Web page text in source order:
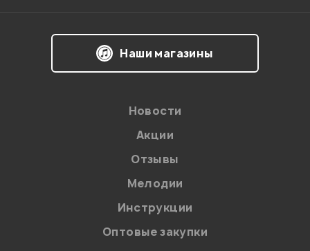
на обработку персональных данных в
Политикой в отношении обработки
персональных данных.
Наши магазины
Новости
Акции
Отзывы
Мелодии
Инструкции
Оптовые закупки